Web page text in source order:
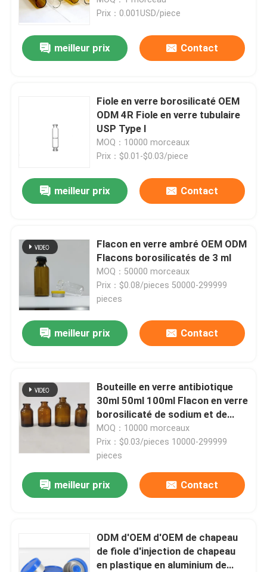
À la maison
À propos de nous
Prix：0.001USD/piece
meilleur prix Contact
Fiole en verre borosilicaté OEM
ODM 4R Fiole en verre tubulaire
USP Type I
MOQ：10000 morceaux
Prix：$0.01-$0.03/piece
meilleur prix Contact
Flacon en verre ambré OEM ODM
Flacons borosilicatés de 3 ml
MOQ：50000 morceaux
Prix：$0.08/pieces 50000-299999
pieces
meilleur prix Contact
Bouteille en verre antibiotique
30ml 50ml 100ml Flacon en verre
borosilicaté de sodium et de
calcium moulé
MOQ：10000 morceaux
Prix：$0.03/pieces 10000-299999
pieces
meilleur prix Contact
ODM d'OEM d'OEM de chapeau
de fiole d'injection de chapeau
en plastique en aluminium de